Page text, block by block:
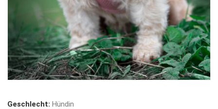
Geschlecht: Hündin